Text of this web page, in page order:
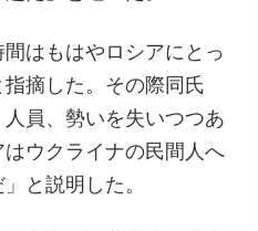
はもはやロシアにとっ
摘した。その際同氏
員、勢いを失いつつあ
ウクライナの民間人へ
と説明した。